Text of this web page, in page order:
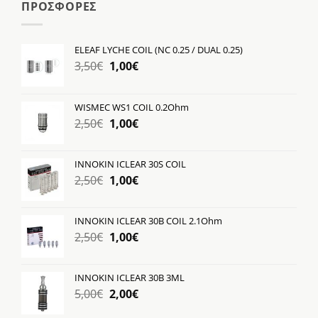
ΠΡΟΣΦΟΡΕΣ
ELEAF LYCHE COIL (NC 0.25 / DUAL 0.25)
3,50€ Original
3,50€.
1,00€Η
είναι:
1,00€.
WISMEC WS1 COIL 0.2Ohm
2,50€ Original
2,50€.
1,00€Η
είναι:
1,00€.
INNOKIN ICLEAR 30S COIL
2,50€ Original
2,50€.
1,00€Η
είναι:
1,00€.
INNOKIN ICLEAR 30B COIL 2.1Ohm
2,50€ Original
2,50€.
1,00€Η
είναι:
1,00€.
INNOKIN ICLEAR 30B 3ML
5,00€ Original
2,00€Η